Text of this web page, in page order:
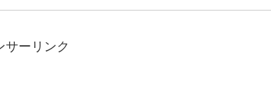
サーリンク